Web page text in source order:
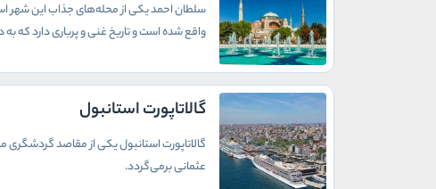
سلطان احمد یکی از محله‌های جذاب این شهر
واقع شده است و تاریخ غنی و پرباری دارد که به
گالاتاپورت استانبول
گالاتاپورت استانبول یکی از مقاصد گردشگری
عثمانی برمی‌گردد.